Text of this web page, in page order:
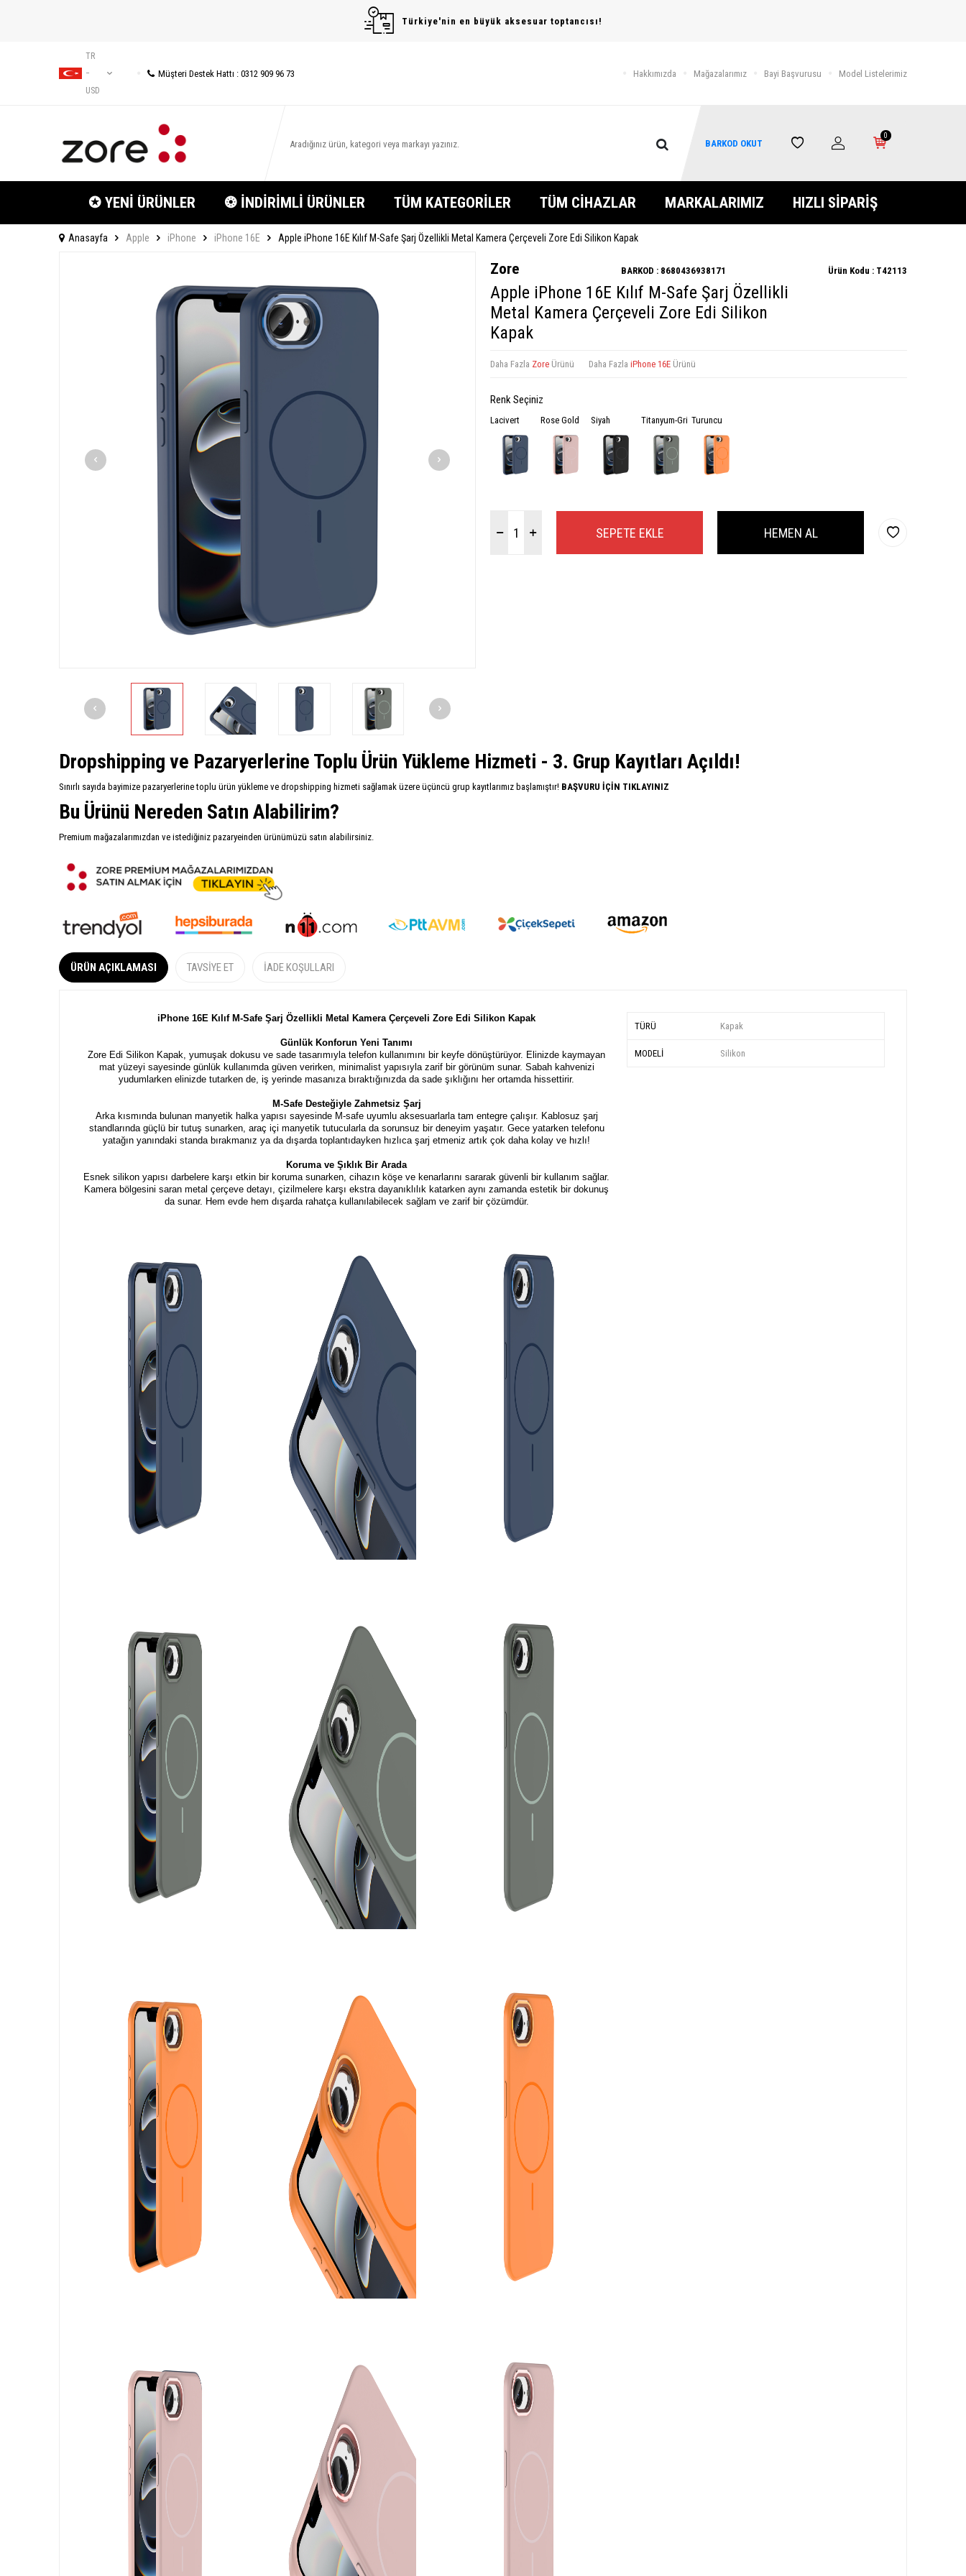
Türkiye'nin en büyük aksesuar toptancısı!
TR
−
USD
Müşteri Destek Hattı : 0312 909 96 73 Hakkımızda Mağazalarımız Bayi Başvurusu Model Listelerimiz
BARKOD OKUT
0
✪ YENİ ÜRÜNLER ❂ İNDİRİMLİ ÜRÜNLER TÜM KATEGORİLER TÜM CİHAZLAR MARKALARIMIZ HIZLI SİPARİŞ
Anasayfa Apple iPhone iPhone 16E Apple iPhone 16E Kılıf M-Safe Şarj Özellikli Metal Kamera Çerçeveli Zore Edi Silikon Kapak
Zore BARKOD : 8680436938171 Ürün Kodu : T42113
Apple iPhone 16E Kılıf M-Safe Şarj Özellikli
Metal Kamera Çerçeveli Zore Edi Silikon
Kapak
Daha Fazla Zore Ürünü Daha Fazla iPhone 16E Ürünü
Renk Seçiniz
Lacivert Rose Gold Siyah Titanyum-Gri Turuncu
SEPETE EKLE HEMEN AL
Dropshipping ve Pazaryerlerine Toplu Ürün Yükleme Hizmeti - 3. Grup Kayıtları Açıldı!
Sınırlı sayıda bayimize pazaryerlerine toplu ürün yükleme ve dropshipping hizmeti sağlamak üzere üçüncü grup kayıtlarımız başlamıştır! BAŞVURU İÇİN TIKLAYINIZ
Bu Ürünü Nereden Satın Alabilirim?
Premium mağazalarımızdan ve istediğiniz pazaryeinden ürünümüzü satın alabilirsiniz.
ÜRÜN AÇIKLAMASI TAVSIYE ET İADE KOŞULLARI
iPhone 16E Kılıf M-Safe Şarj Özellikli Metal Kamera Çerçeveli Zore Edi Silikon Kapak
Günlük Konforun Yeni Tanımı
Zore Edi Silikon Kapak, yumuşak dokusu ve sade tasarımıyla telefon kullanımını bir keyfe dönüştürüyor. Elinizde kaymayan
mat yüzeyi sayesinde günlük kullanımda güven verirken, minimalist yapısıyla zarif bir görünüm sunar. Sabah kahvenizi
yudumlarken elinizde tutarken de, iş yerinde masanıza bıraktığınızda da sade şıklığını her ortamda hissettirir.
M-Safe Desteğiyle Zahmetsiz Şarj
Arka kısmında bulunan manyetik halka yapısı sayesinde M-safe uyumlu aksesuarlarla tam entegre çalışır. Kablosuz şarj
standlarında güçlü bir tutuş sunarken, araç içi manyetik tutucularla da sorunsuz bir deneyim yaşatır. Gece yatarken telefonu
yatağın yanındaki standa bırakmanız ya da dışarda toplantıdayken hızlıca şarj etmeniz artık çok daha kolay ve hızlı!
Koruma ve Şıklık Bir Arada
Esnek silikon yapısı darbelere karşı etkin bir koruma sunarken, cihazın köşe ve kenarlarını sararak güvenli bir kullanım sağlar.
Kamera bölgesini saran metal çerçeve detayı, çizilmelere karşı ekstra dayanıklılık katarken aynı zamanda estetik bir dokunuş
da sunar. Hem evde hem dışarda rahatça kullanılabilecek sağlam ve zarif bir çözümdür.
TÜRÜ Kapak
MODELİ Silikon